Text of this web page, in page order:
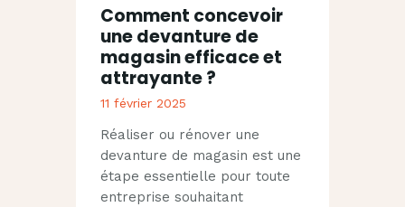
Comment concevoir
une devanture de
magasin efficace et
attrayante ?
11 février 2025
Réaliser ou rénover une
devanture de magasin est une
étape essentielle pour toute
entreprise souhaitant